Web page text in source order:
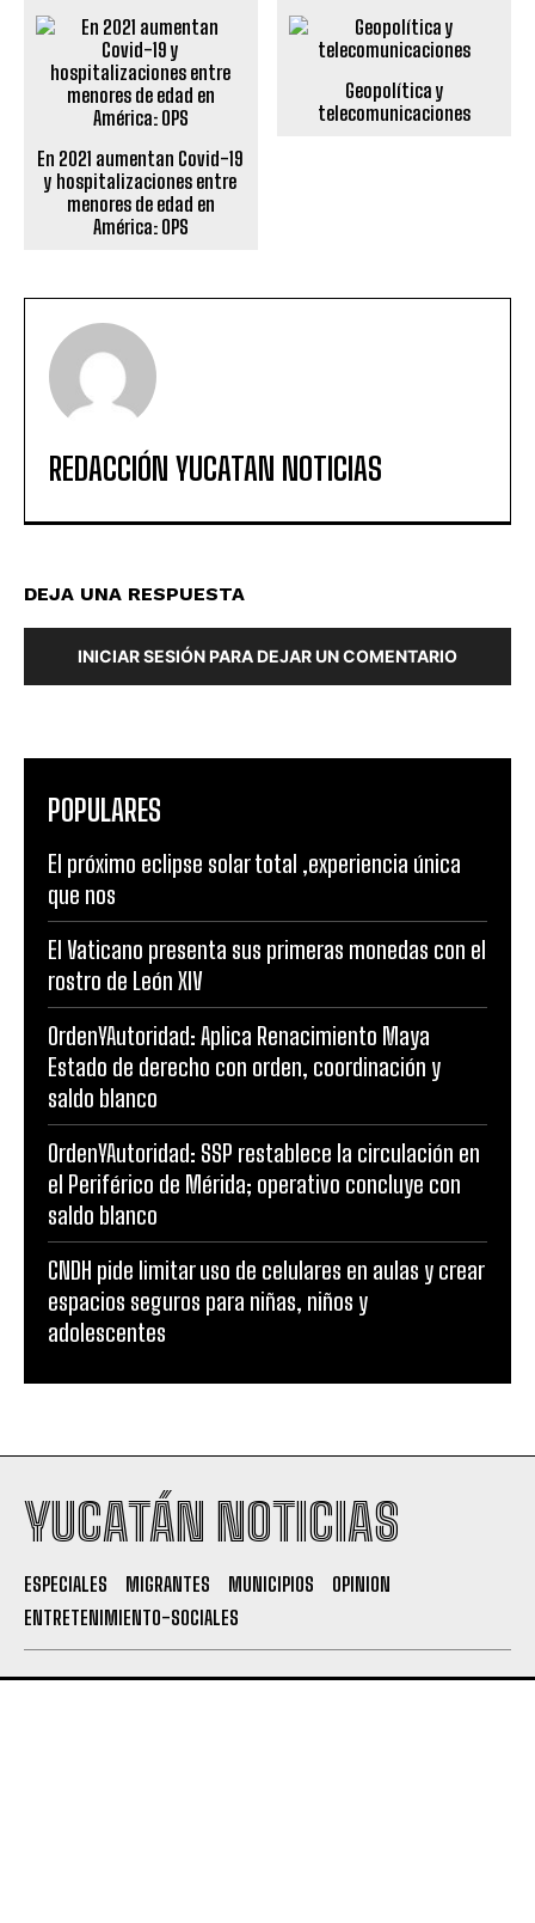
En 2021 aumentan Covid-19
y hospitalizaciones entre
menores de edad en
América: OPS
Geopolítica y
telecomunicaciones
REDACCIÓN YUCATAN NOTICIAS
DEJA UNA RESPUESTA
INICIAR SESIÓN PARA DEJAR UN COMENTARIO
POPULARES
El próximo eclipse solar total ,experiencia única
que nos
El Vaticano presenta sus primeras monedas con el
rostro de León XIV
OrdenYAutoridad: Aplica Renacimiento Maya
Estado de derecho con orden, coordinación y
saldo blanco
OrdenYAutoridad: SSP restablece la circulación en
el Periférico de Mérida; operativo concluye con
saldo blanco
CNDH pide limitar uso de celulares en aulas y crear
espacios seguros para niñas, niños y
adolescentes
YUCATÁN NOTICIAS
ESPECIALES MIGRANTES MUNICIPIOS
OPINION
ENTRETENIMIENTO-SOCIALES